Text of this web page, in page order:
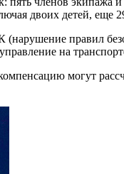
двоих детей, еще
правил
на
могут